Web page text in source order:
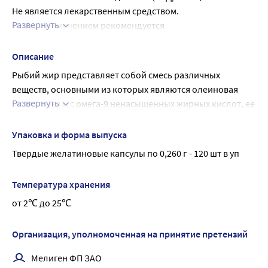
Не является лекарственным средством.
Перед применением рекомендуется
Развернуть
Описание
Рыбий жир представляет собой смесь различных
веществ, основными из которых являются олеиновая
кислота (класс омега-9 ненасыщенных жирных кислот, ее
кислота (25%), полиненасыщенные жирные кислоты
докозагексаеновая) и Омега-6 (линолевая и
Наибольшую ценность из них представляют
полиненасыщенные жирные кислоты (ПНЖК) группы
нервной системы (проведения нервных импульсов),
количество вредного холестерина, снижают риск
Развернуть
Упаковка и форма выпуска
Твердые желатиновые капсулы по 0,260 г - 120 шт в уп
Температура хранения
от 2℃ до 25℃
Организация, уполномоченная на принятие претензий
Мелиген ФП ЗАО